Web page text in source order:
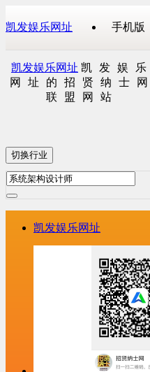
凯发娱乐网址 手机版
凯发娱乐网址 凯发娱乐
网址的招贤纳士网
联盟网站
切换行业
凯发娱乐网址